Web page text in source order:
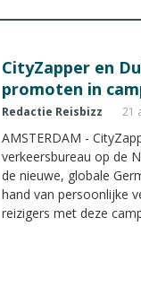
CityZapper en
promoten in
Redactie Reisbizz 21
AMSTERDAM -
verkeersbureau op de
de nieuwe, globale
hand van persoonlijke
reizigers met deze